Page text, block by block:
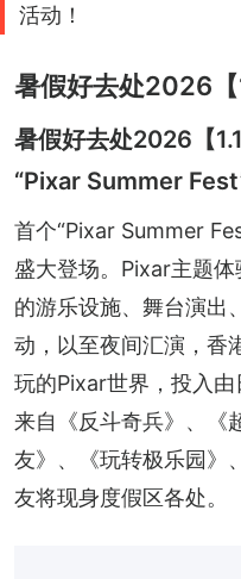
活动！
暑假好去处2026
暑假好去处2026【
“Pixar Summer
首个“Pixar Summer
盛大登场。Pixar主题
的游乐设施、舞台演出
动，以至夜间汇演，香
玩的Pixar世界，投入由
来自《反斗奇兵》、《
友》、《玩转极乐园》
友将现身度假区各处。